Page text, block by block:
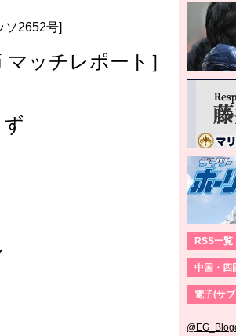
2652号]
マッチレポート］
RSS一覧
中国・四
電子(サ